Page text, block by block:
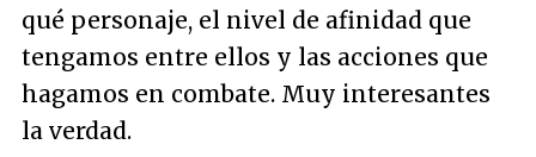
qué personaje, el nivel de afinidad que
tengamos entre ellos y las acciones que
hagamos en combate. Muy interesantes
la verdad.